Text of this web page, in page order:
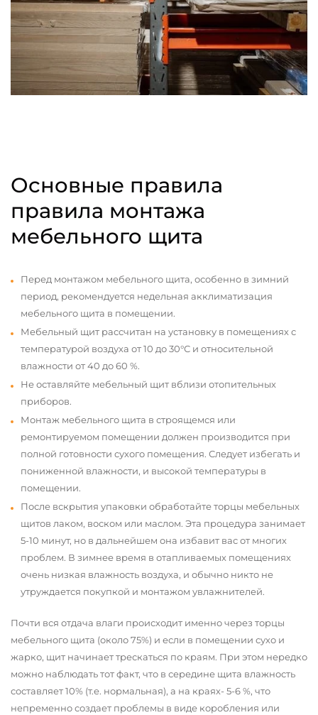
Основные правила
правила монтажа
мебельного щита
Перед монтажом мебельного щита, особенно в зимний
период, рекомендуется недельная акклиматизация
мебельного щита в помещении.
Мебельный щит рассчитан на установку в помещениях с
температурой воздуха от 10 до 30°С и относительной
влажности от 40 до 60 %.
Не оставляйте мебельный щит вблизи отопительных
приборов.
Монтаж мебельного щита в строящемся или
ремонтируемом помещении должен производится при
полной готовности сухого помещения. Следует избегать и
пониженной влажности, и высокой температуры в
помещении.
После вскрытия упаковки обработайте торцы мебельных
щитов лаком, воском или маслом. Эта процедура занимает
5-10 минут, но в дальнейшем она избавит вас от многих
проблем. В зимнее время в отапливаемых помещениях
очень низкая влажность воздуха, и обычно никто не
утруждается покупкой и монтажом увлажнителей.
Почти вся отдача влаги происходит именно через торцы
мебельного щита (около 75%) и если в помещении сухо и
жарко, щит начинает трескаться по краям. При этом нередко
можно наблюдать тот факт, что в середине щита влажность
составляет 10% (т.е. нормальная), а на краях- 5-6 %, что
непременно создает проблемы в виде коробления или